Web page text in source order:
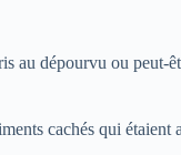
au dépourvu ou
cachés qui étaient